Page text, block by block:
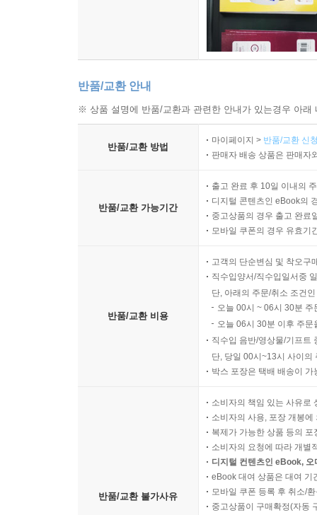
허용하지 않”는다는 것을 비로소 확인할 수 있는
『자본』이 우리에게 환기하는 것은 노동자가 자
사실이다. 마르크스는 노동자들의 생명이 점차
쏙 빠져 노동자들은 뼈만 남은 상태로 전락하
알아보기 힘들 정도가 되다. 노동자들의 존재 전
마모되고 그 생명이 소진되어가는 그 순간에
선연하고도 촘촘하게 보여주고자 했다. 마르크스
땀구멍을 기계의 리듬에 따라 채워넣는” 공장의
본원적 축적의 폭력 그리고 일회용-노동자들
폭력은 비단 공장 안에서만 발생하지 않는다. 애
탄생했다. 본원적 축적에서는 본래 한 명의 ‘생
위해) 전쟁에 가까운 폭력이 동원되었다. “결국
자신의 테크놀로지 변화의 리듬에 따라 마음껏
임금을 유지하며 이윤의 극대화를 추구하는 논리
바로 이것이 “산업 생산체 중심의 주위 전체에서
동시에 더 이상 이윤을 획득하는 데 도움이 되
발전한다.” 이처럼 자본주의는 이전의 ‘생명 형
반품/교환 안내
※ 상품 설명에 반품/교환과 관련한 안내가 있는경우 아
반품/교환 방법
마이페이지 > 반품/교환 신
판매자 배송 상품은 판매자
반품/교환 가능기간
출고 완료 후 10일 이내의
디지털 콘텐츠인 eBook의
중고상품의 경우 출고 완료
모바일 쿠폰의 경우 유효기
반품/교환 비용
고객의 단순변심 및 착오구
직수입양서/직수입일서중
단, 아래의 주문/취소 조건
오늘 00시 ~ 06시 30분
오늘 06시 30분 이후 주
직수입 음반/영상물/기프트
단, 당일 00시~13시 사이의
박스 포장은 택배 배송이
반품/교환 불가사유
소비자의 책임 있는 사유로
소비자의 사용, 포장 개봉
복제가 가능한 상품 등의
소비자의 요청에 따라 개별
디지털 컨텐츠인 eBook,
eBook 대여 상품은 대여 기
모바일 쿠폰 등록 후 취소/
중고상품이 구매확정(자동